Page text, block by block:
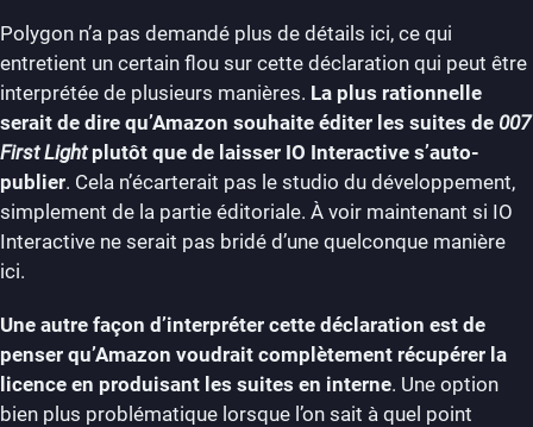
Polygon n’a pas demandé plus de détails ici, ce qui
entretient un certain flou sur cette déclaration qui peut être
interprétée de plusieurs manières. La plus rationnelle
serait de dire qu’Amazon souhaite éditer les suites de 007
First Lightplutôt que de laisser IO Interactive s’auto-
publier. Cela n’écarterait pas le studio du développement,
simplement de la partie éditoriale. À voir maintenant si IO
Interactive ne serait pas bridé d’une quelconque manière
ici.
Une autre façon d’interpréter cette déclaration est de
penser qu’Amazon voudrait complètement récupérer la
licence en produisant les suites en interne. Une option
bien plus problématique lorsque l’on sait à quel point